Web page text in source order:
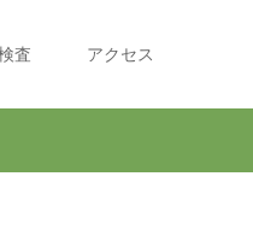
査 アクセス